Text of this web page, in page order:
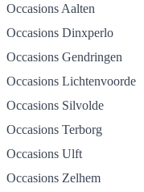
Occasions Aalten
Occasions Dinxperlo
Occasions Gendringen
Occasions Lichtenvoorde
Occasions Silvolde
Occasions Terborg
Occasions Ulft
Occasions Zelhem